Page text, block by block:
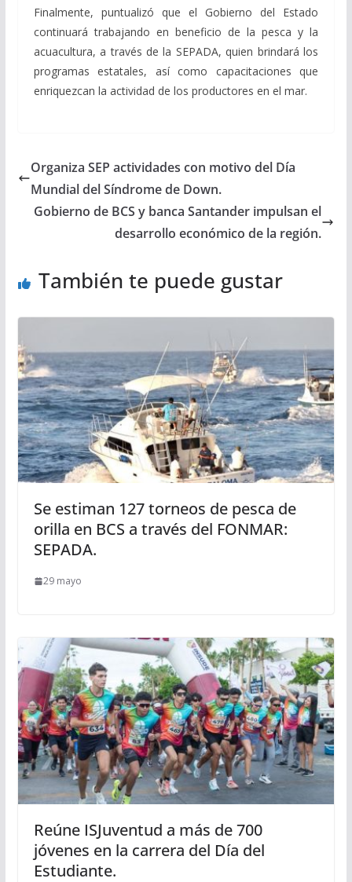
Finalmente, puntualizó que el Gobierno del Estado
continuará trabajando en beneficio de la pesca y la
acuacultura, a través de la SEPADA, quien brindará los
programas estatales, así como capacitaciones que
enriquezcan la actividad de los productores en el mar.
Organiza SEP actividades con motivo del Día
Mundial del Síndrome de Down.
Gobierno de BCS y banca Santander impulsan el
desarrollo económico de la región.
También te puede gustar
Se estiman 127 torneos de pesca de
orilla en BCS a través del FONMAR:
SEPADA.
29 mayo
Reúne ISJuventud a más de 700
jóvenes en la carrera del Día del
Estudiante.